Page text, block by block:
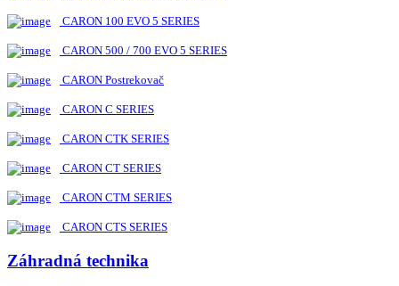
CARON 100 EVO 5 SERIES
CARON 500 / 700 EVO 5 SERIES
CARON Postrekovač
CARON C SERIES
CARON CTK SERIES
CARON CT SERIES
CARON CTM SERIES
CARON CTS SERIES
Záhradná technika